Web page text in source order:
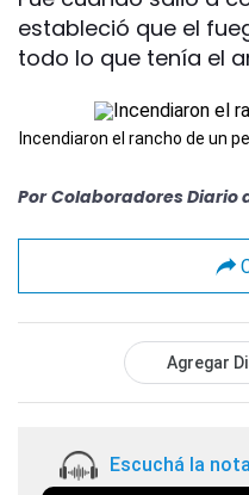
estableció que el
todo lo que tenía el
Incendiaron el rancho de un
Por Colaboradores Diario
Agregar
Escuchá la